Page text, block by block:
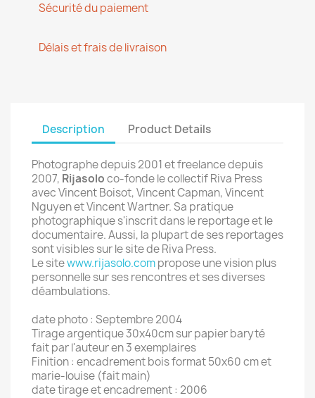
Sécurité du paiement
Délais et frais de livraison
Description Product Details
Photographe depuis 2001 et freelance depuis
2007, Rijasoloco-fonde le collectif Riva Press
avec Vincent Boisot, Vincent Capman, Vincent
Nguyen et Vincent Wartner. Sa pratique
photographique s'inscrit dans le reportage et le
documentaire. Aussi, la plupart de ses reportages
sont visibles sur le site de Riva Press.
Le sitewww.rijasolo.compropose une vision plus
personnelle sur ses rencontres et ses diverses
déambulations.
date photo : Septembre 2004
Tirage argentique 30x40cm sur papier baryté
fait par l'auteur en 3 exemplaires
Finition : encadrement bois format 50x60 cm et
marie-louise (fait main)
date tirage et encadrement : 2006